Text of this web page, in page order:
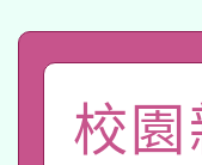
動」
開 智
關事
轉知
國立
函轉
校